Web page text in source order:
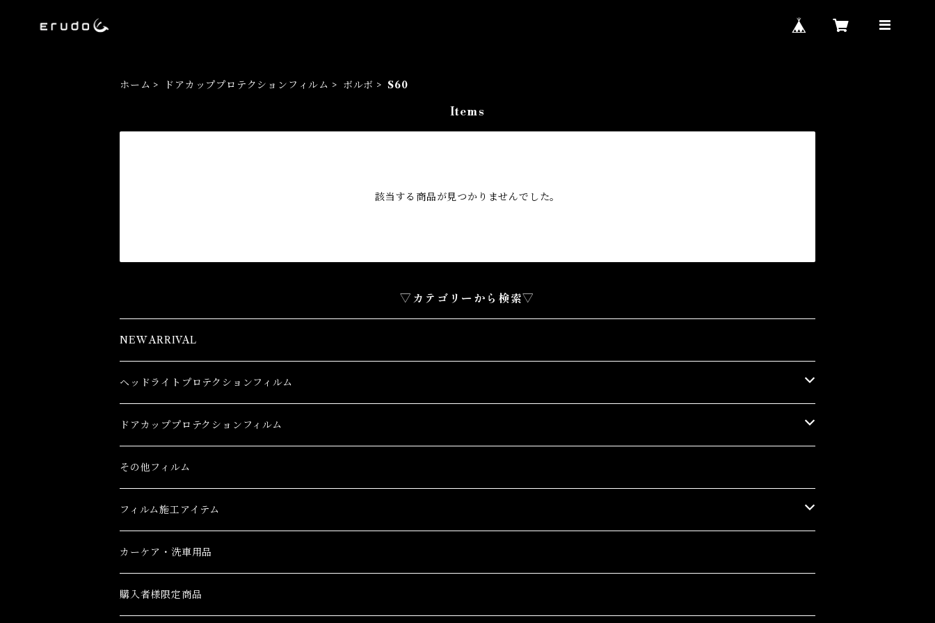
ホーム ドアカッププロテクションフィルム ボルボ S60
Items
該当する商品が見つかりませんでした。
▽カテゴリーから検索▽
NEW ARRIVAL
ヘッドライトプロテクションフィルム
トヨタ
86(GR86)
bB
レクサス
CT
ES
日産
AD(NV150 AD)
GT-R
ホンダ
CR-V
三菱
ドアカッププロテクションフィルム
トヨタ
86(GR86)
bB
レクサス
CT
ES
日産
AD(NV150 AD)
ホンダ
その他フィルム
フィルム施工アイテム
フィルム施工アイテム
カーケア・洗車用品
購入者様限定商品